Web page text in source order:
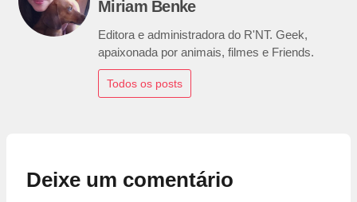
Miriam Benke
Editora e administradora do R'NT. Geek,
apaixonada por animais, filmes e Friends.
Todos os posts
Deixe um comentário